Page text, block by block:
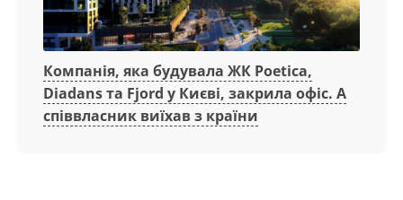
Компанія, яка будувала ЖК Poetica,
Diadans та Fjord у Києві, закрила офіс. А
співвласник виїхав з країни